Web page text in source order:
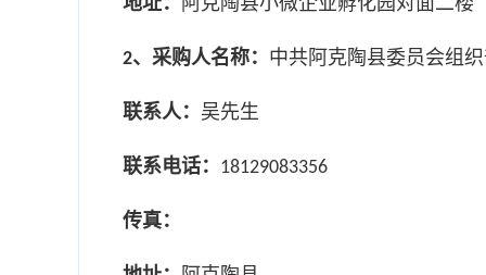
2、采购人名称： 中共阿克陶县委员会组
联系人： 吴先生
联系电话： 18129083356
传真：